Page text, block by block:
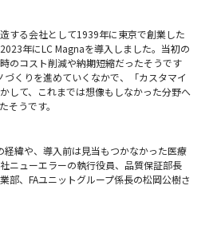
する会社として1939年に東京で創業した
年にLC Magnaを導入しました。当初の
のコスト削減や納期短縮だったそうです
づくりを進めていくなかで、「カスタマイ
して、これまでは想像もしなかった分野へ
そうです。
経緯や、導入前は見当もつかなかった医療
ニューエラーの執行役員、品質保証部長
部、FAユニットグループ係長の松岡公樹さ